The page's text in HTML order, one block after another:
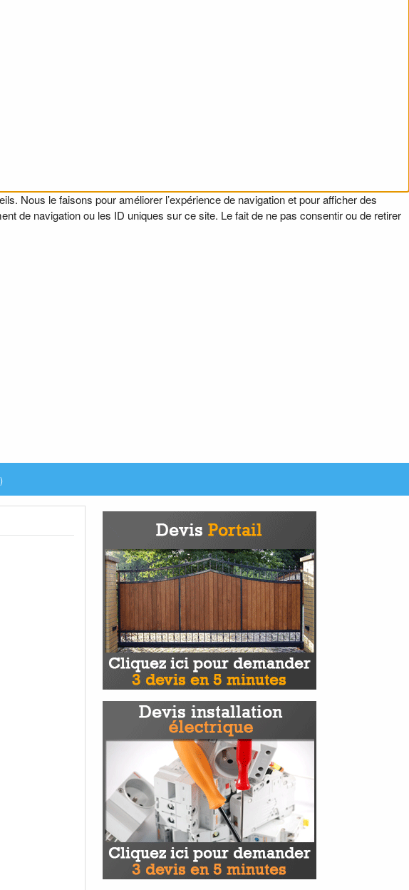
Nous le faisons pour améliorer l’expérience de navigation et pour afficher des
de navigation ou les ID uniques sur ce site. Le fait de ne pas consentir ou de retirer